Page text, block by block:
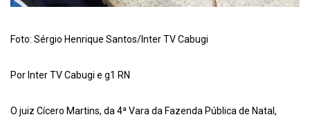
Foto: Sérgio Henrique Santos/Inter TV Cabugi
Por Inter TV Cabugi e g1 RN
O juiz Cícero Martins, da 4ª Vara da Fazenda Pública de Natal,